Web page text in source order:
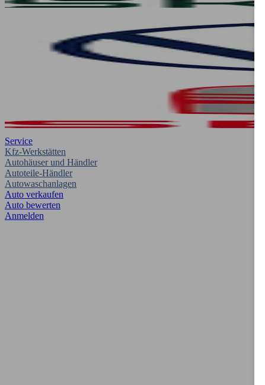
Service
Kfz-Werkstätten
Autohäuser und Händler
Autoteile-Händler
Autowaschanlagen
Auto verkaufen
Auto bewerten
Anmelden